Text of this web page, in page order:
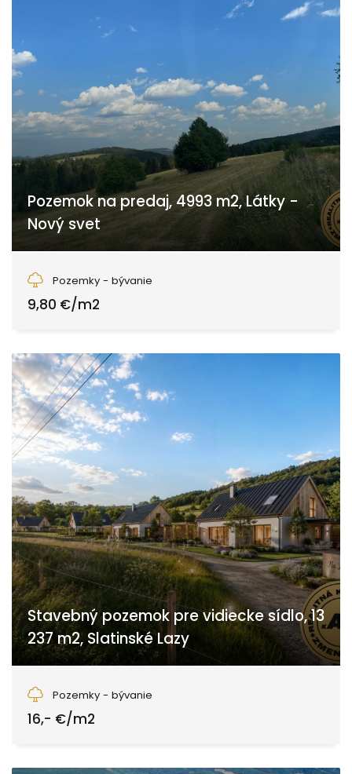
Pozemok na predaj, 4993 m2, Látky -
Nový svet
Pozemky - bývanie
9,80 €/m2
Stavebný pozemok pre vidiecke sídlo, 13
237 m2, Slatinské Lazy
Pozemky - bývanie
16,- €/m2